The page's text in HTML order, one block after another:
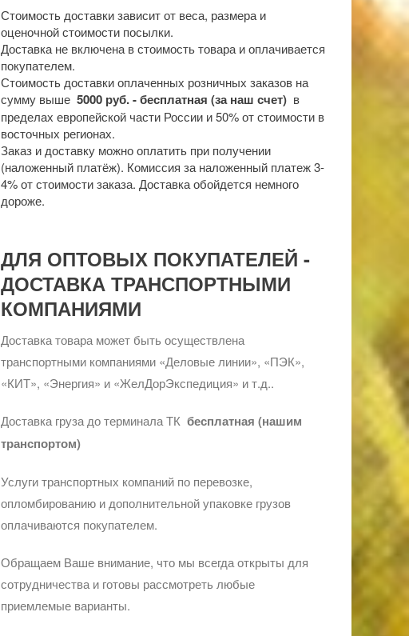
Стоимость доставки зависит от веса, размера и
оценочной стоимости посылки.
Доставка не включена в стоимость товара и оплачивается
покупателем.
Стоимость доставки оплаченных розничных заказов на
сумму выше 5000 руб. - бесплатная (за наш счет) в
пределах европейской части России и 50% от стоимости в
восточных регионах.
Заказ и доставку можно оплатить при получении
(наложенный платёж). Комиссия за наложенный платеж 3-
4% от стоимости заказа. Доставка обойдется немного
дороже.
ДЛЯ ОПТОВЫХ ПОКУПАТЕЛЕЙ -
ДОСТАВКА ТРАНСПОРТНЫМИ
КОМПАНИЯМИ
Доставка товара может быть осуществлена
транспортными компаниями «Деловые линии», «ПЭК»,
«КИТ», «Энергия» и «ЖелДорЭкспедиция» и т.д..
Доставка груза до терминала ТКбесплатная (нашим
транспортом)
Услуги транспортных компаний по перевозке,
опломбированию и дополнительной упаковке грузов
оплачиваются покупателем.
Обращаем Ваше внимание, что мы всегда открыты для
сотрудничества и готовы рассмотреть любые
приемлемые варианты.